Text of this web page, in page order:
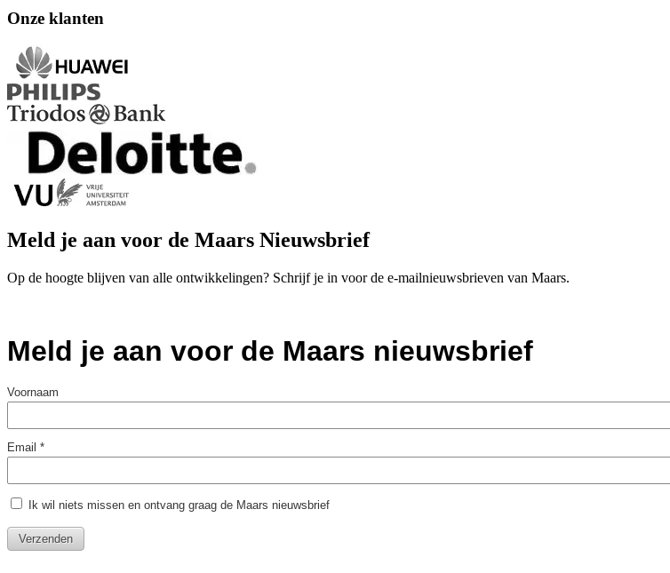
Onze klanten
Meld je aan voor de Maars Nieuwsbrief
Op de hoogte blijven van alle ontwikkelingen? Schrijf je in voor de e-mailnieuwsbrieven van Maars.